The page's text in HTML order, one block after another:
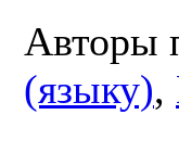
Авторы
(языку),